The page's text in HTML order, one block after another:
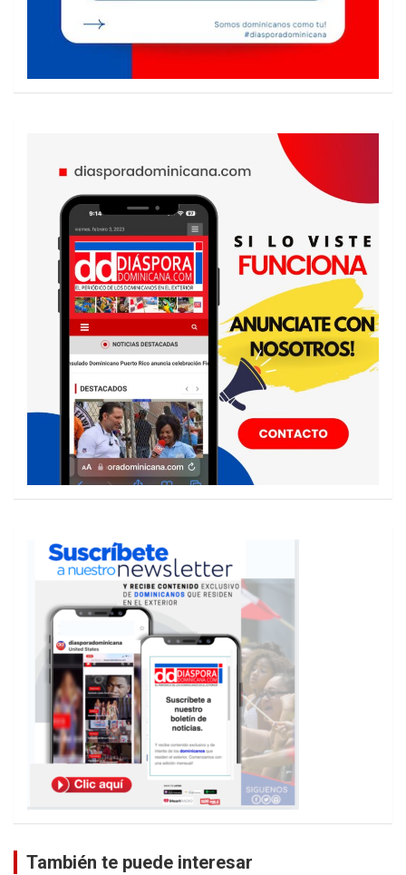
También te puede interesar